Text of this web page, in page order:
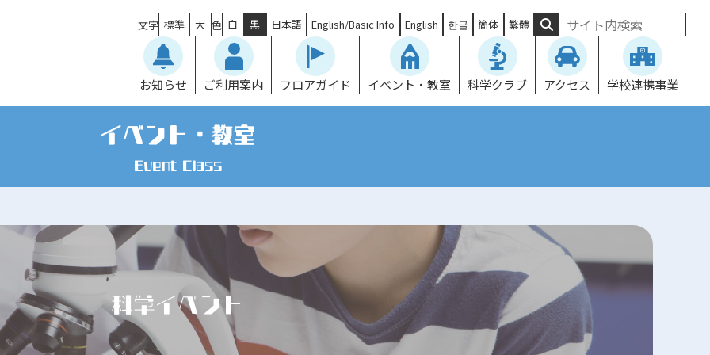
文字 標準 大 色 白 黒 日本語 English/Basic Info English 한글 簡体 繁體
お知らせ ご利用案内 フロアガイド イベント・教室 科学クラブ アクセス 学校連携事業
イベント・教室
Event Class
科学イベント